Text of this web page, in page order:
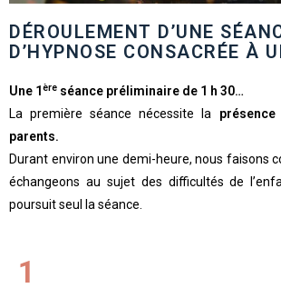
DÉROULEMENT D’UNE
D’HYPNOSE CONSACRÉE À
Une 1 ère séance préliminaire de 1 h 30…
La première séance nécessite la
parents.
Durant environ une demi-heure, nous faisons
échangeons au sujet des difficultés de
poursuit seul la séance.
1